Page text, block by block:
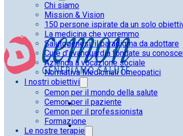
Chi siamo
Mission & Vision
150 persone ispirate da un solo
La medicina che vorremmo
Salutogenesi: il paradigma da adottare
Cure d’avanguardia fondate su
Azienda a vocazione sociale
Normativa Medicinali Omeopatici
I nostri obiettivi
Cemon per il mondo della salute
Cemon per il paziente
Cemon per il professionista
Formazione
Le nostre terapie